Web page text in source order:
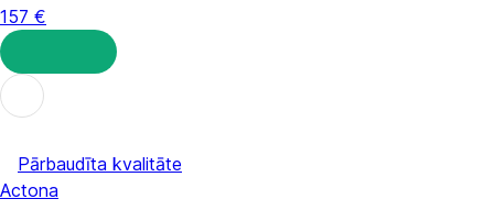
157 €
LIKT GROZĀ
Pārbaudīta kvalitāte
Actona